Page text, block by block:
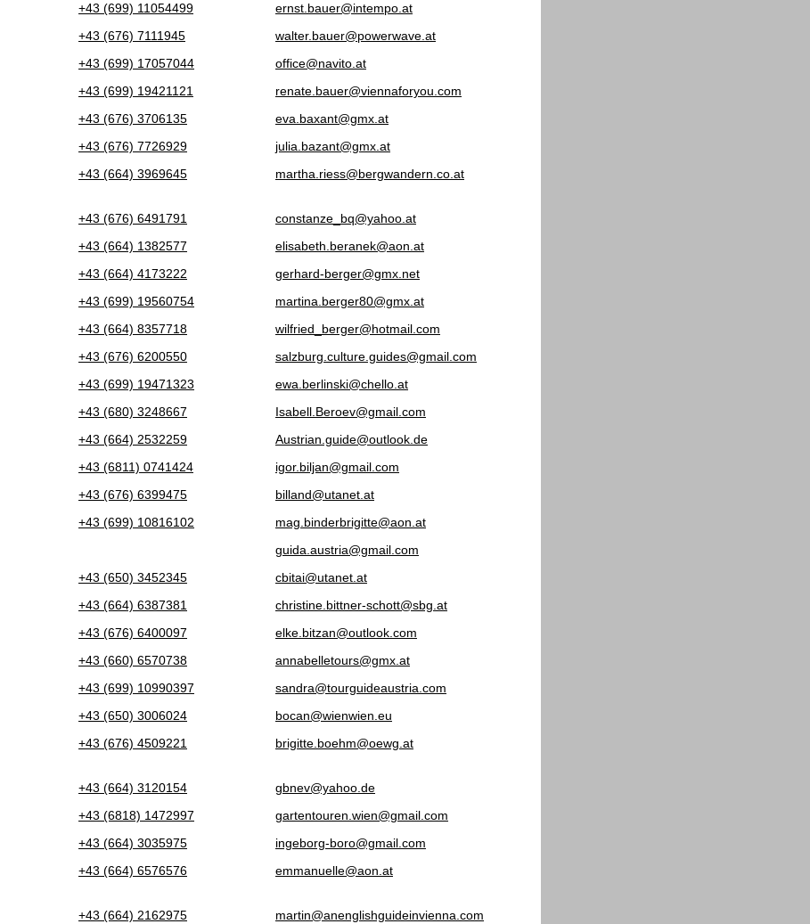
+43 (699) 11054499
ernst.bauer@intempo.at
+43 (676) 7111945
walter.bauer@powerwave.at
+43 (699) 17057044
office@navito.at
+43 (699) 19421121
renate.bauer@viennaforyou.com
+43 (676) 3706135
eva.baxant@gmx.at
+43 (676) 7726929
julia.bazant@gmx.at
+43 (664) 3969645 martha.riess@bergwandern.co.at
+43 (676) 6491791
constanze_bq@yahoo.at
+43 (664) 1382577
elisabeth.beranek@aon.at
+43 (664) 4173222
gerhard-berger@gmx.net
+43 (699) 19560754
martina.berger80@gmx.at
+43 (664) 8357718
wilfried_berger@hotmail.com
+43 (676) 6200550
salzburg.culture.guides@gmail.com
+43 (699) 19471323
ewa.berlinski@chello.at
+43 (680) 3248667
Isabell.Beroev@gmail.com
+43 (664) 2532259
Austrian.guide@outlook.de
+43 (6811) 0741424
igor.biljan@gmail.com
+43 (676) 6399475
billand@utanet.at
+43 (699) 10816102
mag.binderbrigitte@aon.at
guida.austria@gmail.com
+43 (650) 3452345
cbitai@utanet.at
+43 (664) 6387381
christine.bittner-schott@sbg.at
+43 (676) 6400097
elke.bitzan@outlook.com
+43 (660) 6570738
annabelletours@gmx.at
+43 (699) 10990397
sandra@tourguideaustria.com
+43 (650) 3006024
bocan@wienwien.eu
+43 (676) 4509221 brigitte.boehm@oewg.at
+43 (664) 3120154
gbnev@yahoo.de
+43 (6818) 1472997
gartentouren.wien@gmail.com
+43 (664) 3035975
ingeborg-boro@gmail.com
+43 (664) 6576576 emmanuelle@aon.at
+43 (664) 2162975 martin@anenglishguideinvienna.com